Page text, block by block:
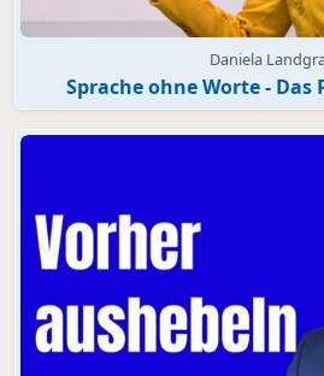
Daniela
Sprache ohne Worte - Das